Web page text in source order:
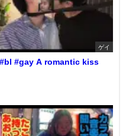
ゲイ
#bl #gay A romantic kiss